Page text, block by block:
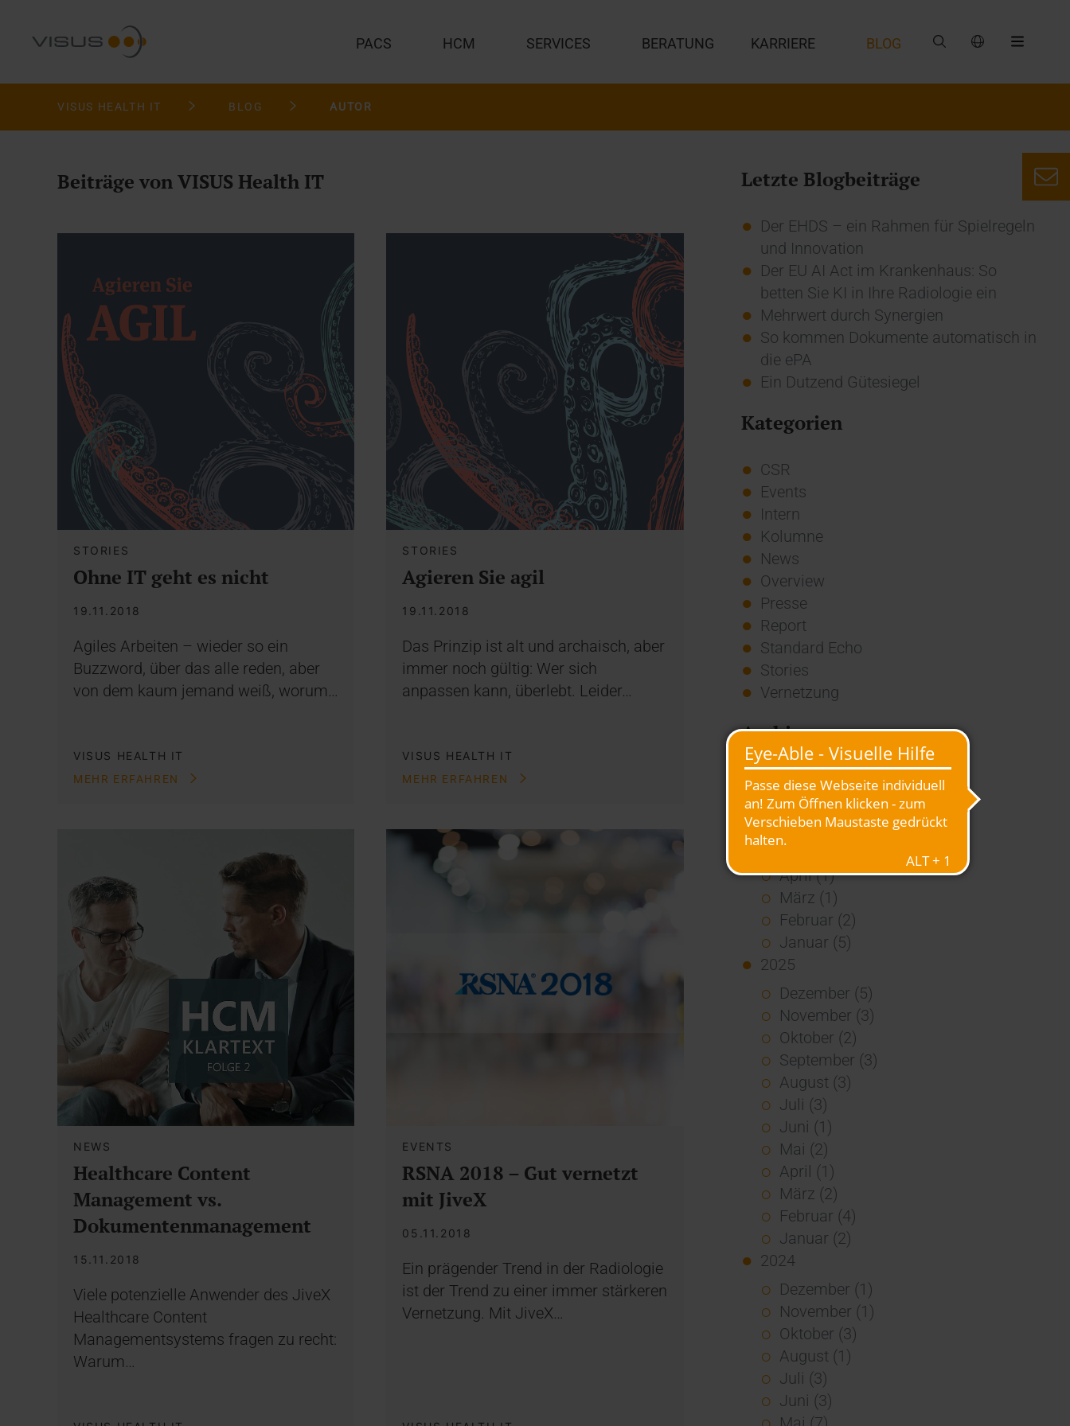
PACS HCM SERVICES BERATUNG KARRIERE BLOG
VISUS HEALTH IT BLOG AUTOR
Beiträge von VISUS Health IT
STORIES
Ohne IT geht es nicht
19.11.2018
Agiles Arbeiten – wieder so ein
Buzzword, über das alle reden, aber
von dem kaum jemand weiß, worum…
VISUS HEALTH IT
MEHR ERFAHREN
STORIES
Agieren Sie agil
19.11.2018
Das Prinzip ist alt und archaisch, aber
immer noch gültig: Wer sich
anpassen kann, überlebt. Leider…
VISUS HEALTH IT
MEHR ERFAHREN
NEWS
Healthcare Content
Management vs.
Dokumentenmanagement
15.11.2018
Viele potenzielle Anwender des JiveX
Healthcare Content
Managementsystems fragen zu recht:
Warum…
EVENTS
RSNA 2018 – Gut vernetzt
mit JiveX
05.11.2018
Ein prägender Trend in der Radiologie
ist der Trend zu einer immer stärkeren
Vernetzung. Mit JiveX…
Letzte Blogbeiträge
Der EHDS – ein Rahmen für Spielregeln
und Innovation
Der EU AI Act im Krankenhaus: So
betten Sie KI in Ihre Radiologie ein
Mehrwert durch Synergien
So kommen Dokumente automatisch in
die ePA
Ein Dutzend Gütesiegel
Kategorien
CSR
Events
Intern
Kolumne
News
Overview
Presse
Report
Standard Echo
Stories
Vernetzung
Archiv
2026
Juli (4)
Juni (4)
April (1)
März (1)
Februar (2)
Januar (5)
2025
Dezember (5)
November (3)
Oktober (2)
September (3)
August (3)
Juli (3)
Juni (1)
Mai (2)
April (1)
März (2)
Februar (4)
Januar (2)
2024
Dezember (1)
November (1)
Oktober (3)
August (1)
Juli (3)
Juni (3)